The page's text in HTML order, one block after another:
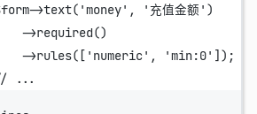
->text( 'money' , '充值金额' )
->required()
->rules([ 'numeric' , 'min:0' ]);
...